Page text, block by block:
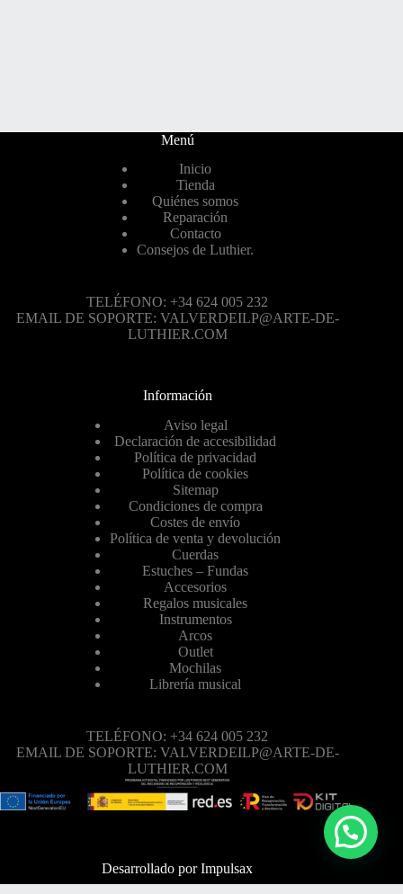
Menú
Inicio
Tienda
Quiénes somos
Reparación
Contacto
Consejos de Luthier.
TELÉFONO: +34 624 005 232
EMAIL DE SOPORTE: VALVERDEILP@ARTE-DE-
LUTHIER.COM
Información
Aviso legal
Declaración de accesibilidad
Política de privacidad
Política de cookies
Sitemap
Condiciones de compra
Costes de envío
Política de venta y devolución
Cuerdas
Estuches – Fundas
Accesorios
Regalos musicales
Instrumentos
Arcos
Outlet
Mochilas
Librería musical
TELÉFONO: +34 624 005 232
EMAIL DE SOPORTE: VALVERDEILP@ARTE-DE-
LUTHIER.COM
Desarrollado porImpulsax